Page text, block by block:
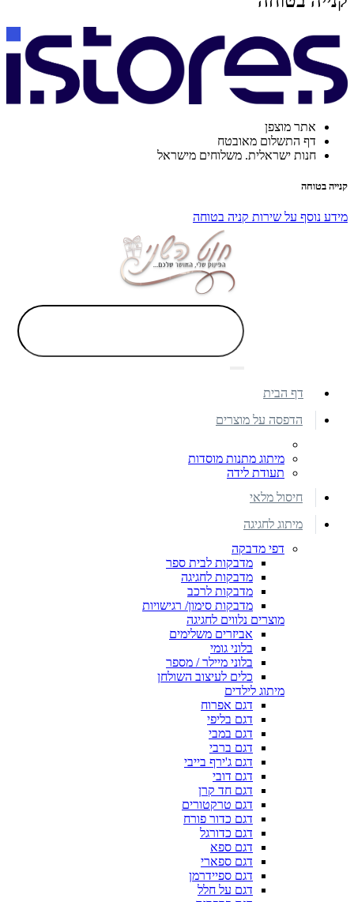
אתר מוצפן
דף התשלום מאובטח
חנות ישראלית. משלוחים מישראל
קנייה בטוחה
מידע נוסף על שירות קניה בטוחה
דף הבית
הדפסה על מוצרים
מיתוג מתנות מוסדות
תעודת לידה
חיסול מלאי
מיתוג לחגיגה
דפי מדבקה
מדבקות לבית ספר
מדבקות לחגיגה
מדבקות לרכב
מדבקות סימון/ רגישויות
מוצרים נלווים לחגיגה
אביזרים משלימים
בלוני גומי
בלוני מיילר / מספר
כלים לעיצוב השולחן
מיתוג לילדים
דגם אפרוח
דגם בליפי
דגם במבי
דגם ברבי
דגם ג'ירף בייבי
דגם דובי
דגם חד קרן
דגם טרקטורים
דגם כדור פורח
דגם כדורגל
דגם ספא
דגם ספארי
דגם ספיידרמן
דגם על חלל